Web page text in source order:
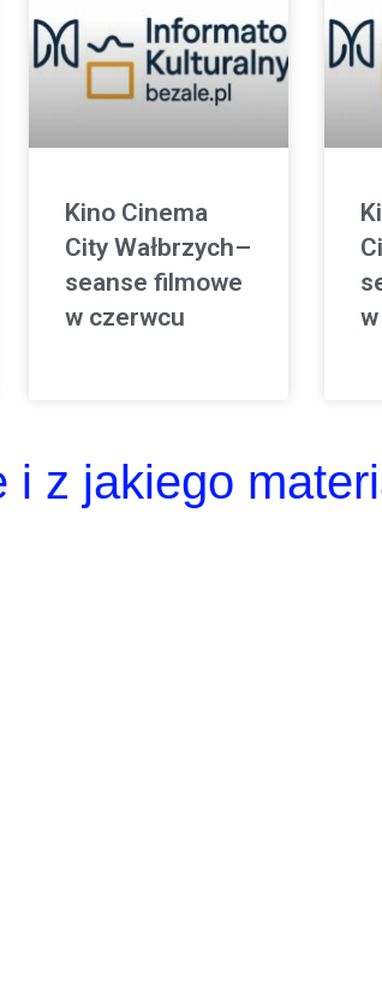
Kino Cinema
City Wałbrzych–
seanse filmowe
w czerwcu
z jakiego